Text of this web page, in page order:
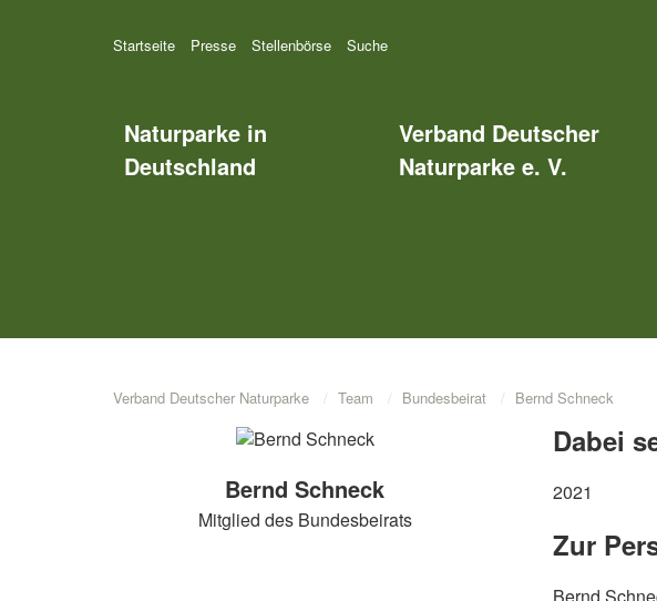
Startseite Presse Stellenbörse Suche
Naturparke in
Deutschland
Verband Deutscher
Naturparke e. V.
Verband Deutscher Naturparke Team Bundesbeirat Bernd Schneck
Bernd Schneck
Mitglied des Bundesbeirats
Dabei
2021
Zur